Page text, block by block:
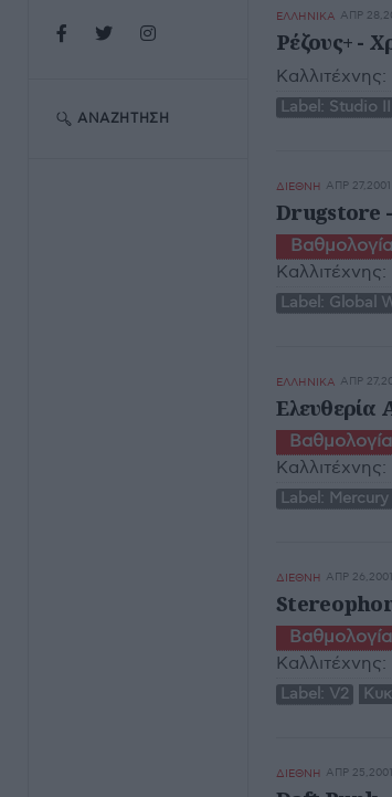
ΑΝΑΖΉΤΗΣΗ
ΕΛΛΗΝΙΚΑ ΑΠΡ
Ρέζους+ -
Καλλιτέχνης:
Label: Studio II
ΔΙΕΘΝΗ ΑΠΡ 27,2001
Drugstore
Καλλιτέχνης:
Label: Global
ΕΛΛΗΝΙΚΑ ΑΠΡ
Ελευθερία
Καλλιτέχνης:
Label:
ΔΙΕΘΝΗ ΑΠΡ 26,2001
Καλλιτέχνης:
Label: V2
ΔΙΕΘΝΗ ΑΠΡ 25,2001